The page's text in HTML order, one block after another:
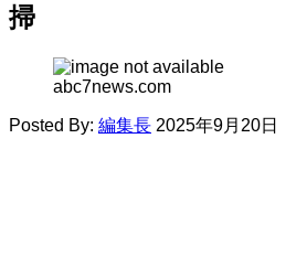
掃
abc7news.com
Posted By: 編集長 2025年9月20日